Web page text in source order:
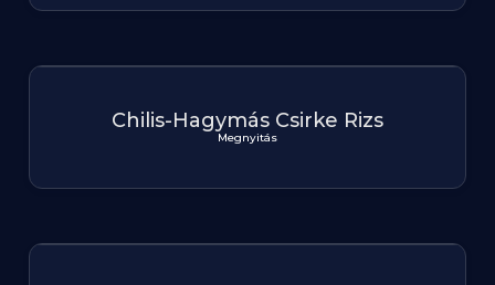
Chilis-Hagymás Csirke Rizs
Megnyitás